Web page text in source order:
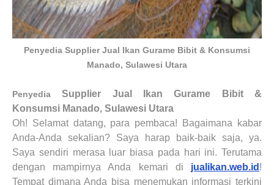
Penyedia Supplier Jual Ikan Gurame Bibit & Konsumsi
Manado, Sulawesi Utara
PenyediaSupplier Jual Ikan Gurame Bibit &
Konsumsi Manado, Sulawesi Utara
Oh! Selamat datang, para pembaca! Bagaimana kabar
Anda-Anda sekalian? Saya harap baik-baik saja, ya.
Saya sendiri merasa luar biasa pada hari ini. Terutama
dengan mampirnya Anda kemari di jualikan.web.id !
Tempat dimana Anda bisa menemukan informasi terkini